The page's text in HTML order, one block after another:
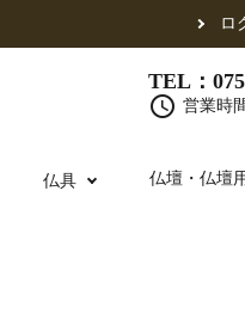
ロ
TEL：
schedule 営業時
仏具 仏壇・仏壇